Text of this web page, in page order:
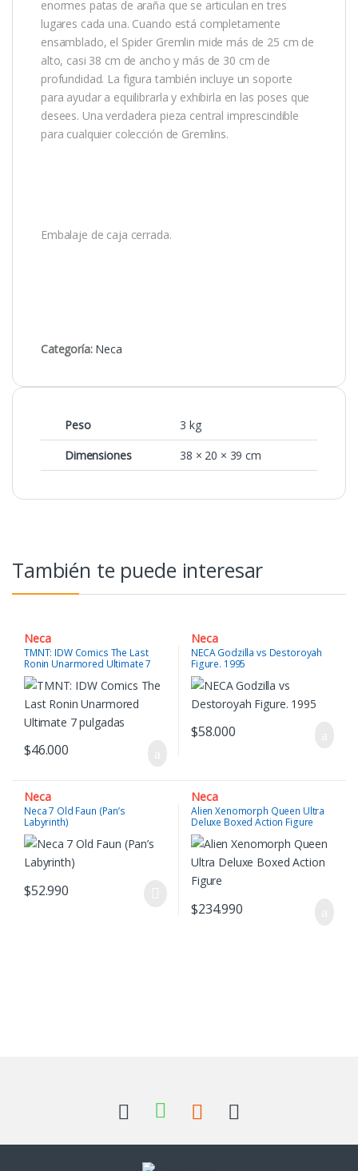
enormes patas de araña que se articulan en tres
lugares cada una. Cuando está completamente
ensamblado, el Spider Gremlin mide más de 25 cm de
alto, casi 38 cm de ancho y más de 30 cm de
profundidad. La figura también incluye un soporte
para ayudar a equilibrarla y exhibirla en las poses que
desees. Una verdadera pieza central imprescindible
para cualquier colección de Gremlins.
Embalaje de caja cerrada.
Categoría: Neca
Peso
3 kg
Dimensiones
38 × 20 × 39 cm
También te puede interesar
Neca
TMNT: IDW Comics The Last
Ronin Unarmored Ultimate 7
pulgadas
$46.000
Neca
NECA Godzilla vs Destoroyah
Figure. 1995
$58.000
Neca
Neca 7 Old Faun (Pan’s
Labyrinth)
$52.990
Neca
Alien Xenomorph Queen Ultra
Deluxe Boxed Action Figure
$234.990